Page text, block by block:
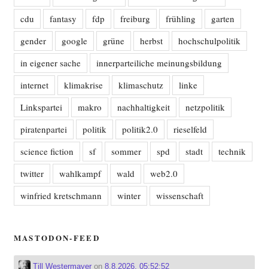
cdu
fantasy fdp freiburg frühling
garten
gender
google grüne herbst
hochschulpolitik
in eigener sache
innerparteiliche meinungsbildung
internet
klimakrise klimaschutz
linke
Linkspartei
makro nachhaltigkeit
netzpolitik
piratenpartei
politik politik2.0
rieselfeld
science fiction
sf sommer spd stadt
technik
twitter
wahlkampf wald
web2.0
winfried kretschmann
winter wissenschaft
MASTODON-FEED
Till Westermayeron 8.8.2026, 05:52:52